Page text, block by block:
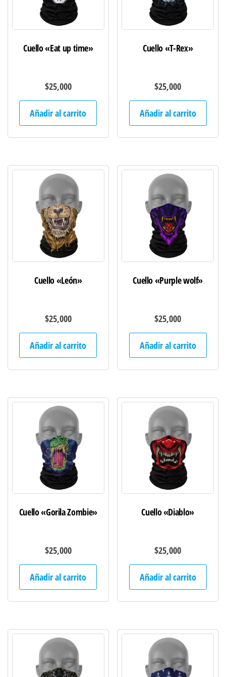
Cuello «Eat up time»
$25,000
Añadir al carrito
Cuello «T-Rex»
$25,000
Añadir al carrito
Cuello «León»
$25,000
Añadir al carrito
Cuello «Purple wolf»
$25,000
Añadir al carrito
Cuello «Gorila Zombie»
$25,000
Añadir al carrito
Cuello «Diablo»
$25,000
Añadir al carrito